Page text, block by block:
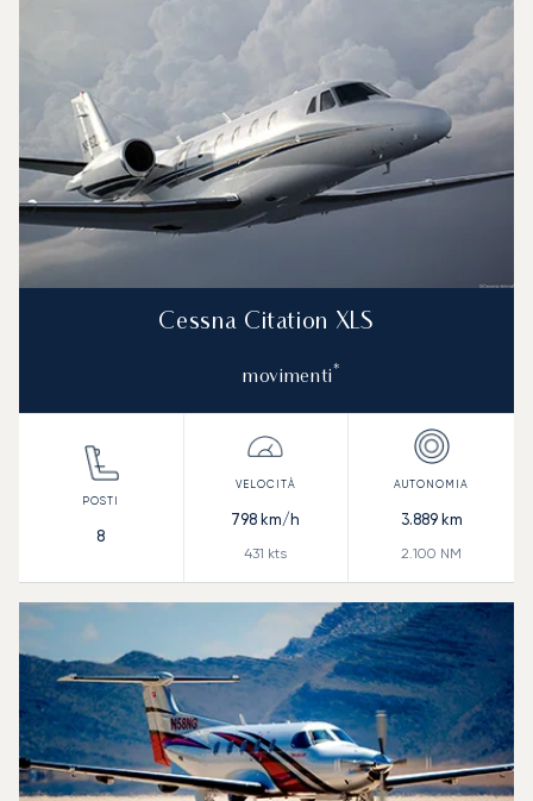
Autonomia (NM)
Cessna Citation XLS
movimenti*
8
798 km/h
431 kts
3.889km
2.100 NM